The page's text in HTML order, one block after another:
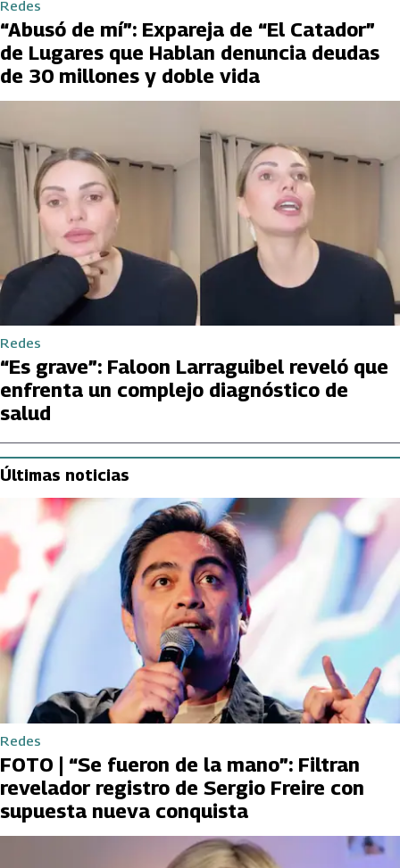
Redes
“Abusó de mí”: Expareja de “El Catador”
de Lugares que Hablan denuncia deudas
de 30 millones y doble vida
Redes
“Es grave”: Faloon Larraguibel reveló que
enfrenta un complejo diagnóstico de
salud
Últimas noticias
Redes
FOTO | “Se fueron de la mano”: Filtran
revelador registro de Sergio Freire con
supuesta nueva conquista